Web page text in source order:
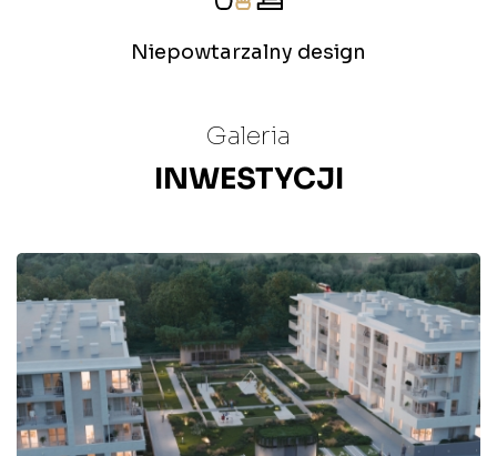
Niepowtarzalny design
Galeria
INWESTYCJI